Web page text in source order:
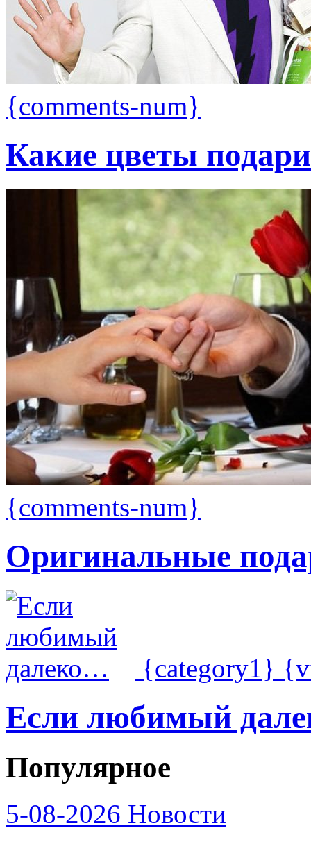
{comments-num}
Какие цветы
{comments-num}
Оригинальные
{category1}
Если любимый
Популярное
5-08-2026 Новости